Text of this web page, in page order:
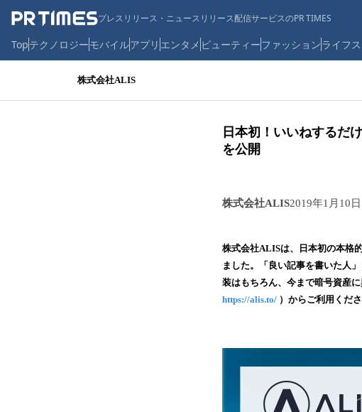
プレスリリース・ニュースリリース配信サービスのPR TIMES
Topテクノロジーモバイルアプリ エンタメ ビューティーファッションライフ
株式会社ALIS
日本初！いいねするだ
を公開
株式会社ALIS2019年1月10
株式会社ALISは、日本初の本格
ました。「良い記事を書いた人
装はもちろん、今まで暗号資産
https://alis.to/ ）からご利用くださ